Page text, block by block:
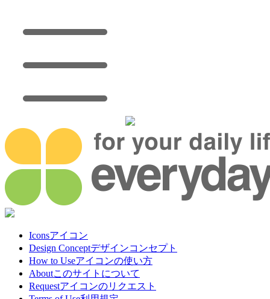
Iconsアイコン
Design Conceptデザインコンセプト
How to Useアイコンの使い方
Aboutこのサイトについて
Requestアイコンのリクエスト